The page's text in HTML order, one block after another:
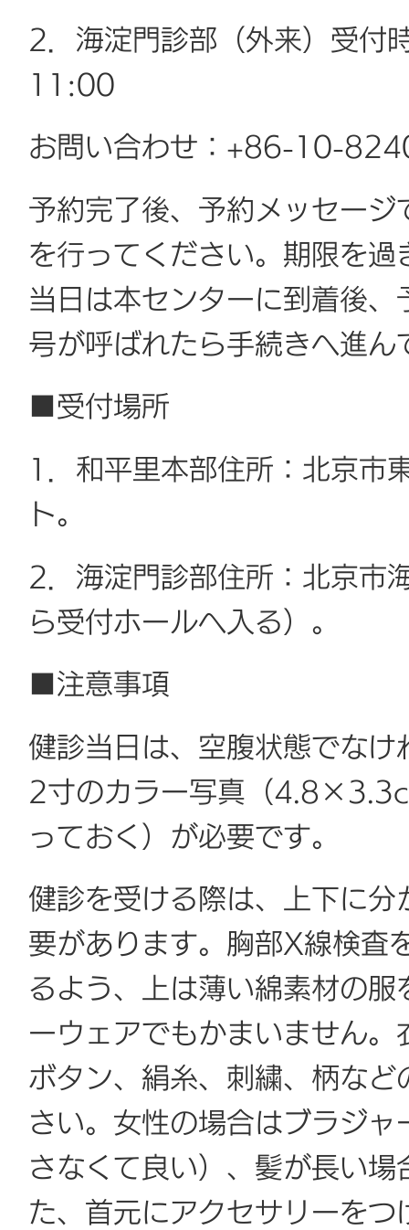
2．海淀門診部（外来）受
11:00
お問い合わせ：+86-10-
予約完了後、予約メッセー
を行ってください。期限を
当日は本センターに到着後
号が呼ばれたら手続きへ進ん
■受付場所
1．和平里本部住所：北京市
ト。
2．海淀門診部住所：北京市
ら受付ホールへ入る）。
■注意事項
健診当日は、空腹状態でな
2寸のカラー写真（
っておく）が必要です。
健診を受ける際は、上下に
要があります。胸部X線検査
るよう、上は薄い綿素材の
ーウェアでもかまいません
ボタン、絹糸、刺繍、柄な
さい。女性の場合はブラジ
さなくて良い）、髪が長い
た、首元にアクセサリーを